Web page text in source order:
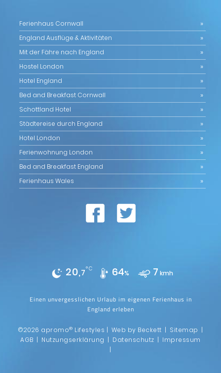
Ferienhaus Cornwall
England Ausflüge & Aktivitäten
Mit der Fähre nach England
Hostel London
Hotel England
Bed and Breakfast Cornwall
Schottland Hotel
Städtereise durch England
Hotel London
Ferienwohnung London
Bed and Breakfast England
Ferienhaus Wales
20,7°C 64% 7 kmh
Einen unvergesslichen Urlaub im eigenen Ferienhaus in
England erleben
©2026 apromo® Lifestyles | Web by Beckett | Sitemap |
AGB | Nutzungserklärung | Datenschutz | Impressum
|